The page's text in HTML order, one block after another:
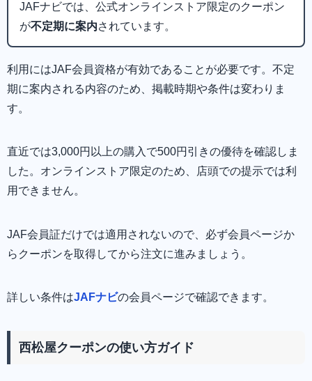
JAFナビでは、公式オンラインストア限定のクーポン
が不定期に案内されています。
利用にはJAF会員資格が有効であることが必要です。不定
期に案内される内容のため、掲載時期や条件は変わりま
す。
直近では3,000円以上の購入で500円引きの優待を確認しま
した。オンラインストア限定のため、店頭での提示では利
用できません。
JAF会員証だけでは適用されないので、必ず会員ページか
らクーポンを取得してから注文に進みましょう。
詳しい条件はJAFナビの会員ページで確認できます。
西松屋クーポンの使い方ガイド